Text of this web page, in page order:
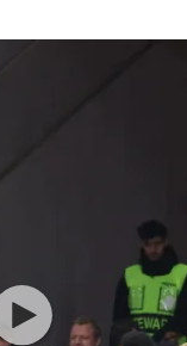
הפועל תל אביב